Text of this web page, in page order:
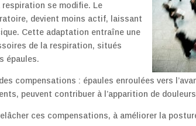
se modifie. Le
devient moins actif, laissant
Cette adaptation entraîne une
de la respiration, situés
épaules.
compensations : épaules enroulées vers
peuvent contribuer à l’apparition de
ces compensations, à améliorer la